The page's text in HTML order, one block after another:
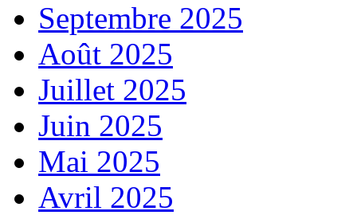
Septembre 2025
Août 2025
Juillet 2025
Juin 2025
Mai 2025
Avril 2025